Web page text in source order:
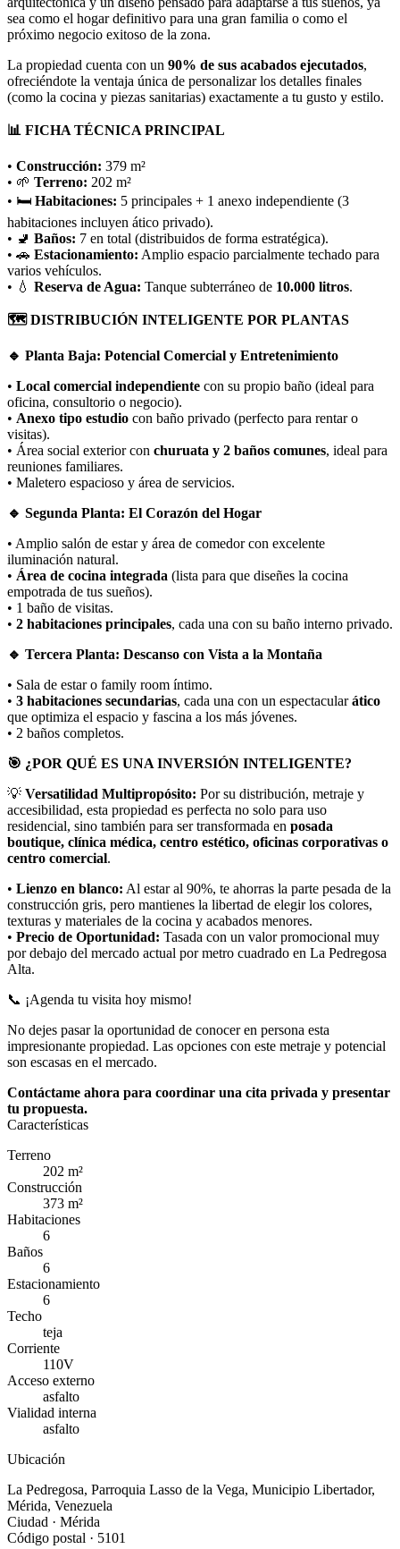
sea como el hogar definitivo para una gran familia o como el
próximo negocio exitoso de la zona.
La propiedad cuenta con un 90% de sus acabados ejecutados,
ofreciéndote la ventaja única de personalizar los detalles finales
(como la cocina y piezas sanitarias) exactamente a tu gusto y estilo.
📊 FICHA TÉCNICA PRINCIPAL
• Construcción: 379 m²
• 🌱 Terreno: 202 m²
• 🛏️ Habitaciones: 5 principales + 1 anexo independiente (3
habitaciones incluyen ático privado).
• 🚽 Baños: 7 en total (distribuidos de forma estratégica).
• 🚗 Estacionamiento: Amplio espacio parcialmente techado para
varios vehículos.
• 💧 Reserva de Agua: Tanque subterráneo de 10.000 litros.
🗺️ DISTRIBUCIÓN INTELIGENTE POR PLANTAS
🔹 Planta Baja: Potencial Comercial y Entretenimiento
• Local comercial independiente con su propio baño (ideal para
oficina, consultorio o negocio).
• Anexo tipo estudio con baño privado (perfecto para rentar o
visitas).
• Área social exterior con churuata y 2 baños comunes, ideal para
reuniones familiares.
• Maletero espacioso y área de servicios.
🔹 Segunda Planta: El Corazón del Hogar
• Amplio salón de estar y área de comedor con excelente
iluminación natural.
• Área de cocina integrada (lista para que diseñes la cocina
empotrada de tus sueños).
• 1 baño de visitas.
• 2 habitaciones principales, cada una con su baño interno privado.
🔹 Tercera Planta: Descanso con Vista a la Montaña
• Sala de estar o family room íntimo.
• 3 habitaciones secundarias, cada una con un espectacularático
que optimiza el espacio y fascina a los más jóvenes.
• 2 baños completos.
🎯 ¿POR QUÉ ES UNA INVERSIÓN INTELIGENTE?
💡 Versatilidad Multipropósito: Por su distribución, metraje y
accesibilidad, esta propiedad es perfecta no solo para uso
residencial, sino también para ser transformada en posada
boutique, clínica médica, centro estético, oficinas corporativas o
centro comercial.
• Lienzo en blanco: Al estar al 90%, te ahorras la parte pesada de la
construcción gris, pero mantienes la libertad de elegir los colores,
texturas y materiales de la cocina y acabados menores.
• Precio de Oportunidad: Tasada con un valor promocional muy
por debajo del mercado actual por metro cuadrado en La Pedregosa
Alta.
📞 ¡Agenda tu visita hoy mismo!
No dejes pasar la oportunidad de conocer en persona esta
impresionante propiedad. Las opciones con este metraje y potencial
son escasas en el mercado.
Contáctame ahora para coordinar una cita privada y presentar
tu propuesta.
Características
Terreno
202 m²
Construcción
373 m²
Habitaciones
6
Baños
6
Estacionamiento
6
Techo
teja
Corriente
110V
Acceso externo
asfalto
Vialidad interna
asfalto
Ubicación
La Pedregosa, Parroquia Lasso de la Vega, Municipio Libertador,
Mérida, Venezuela
Ciudad · Mérida
Código postal · 5101